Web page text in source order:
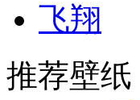
飞翔
推荐壁纸